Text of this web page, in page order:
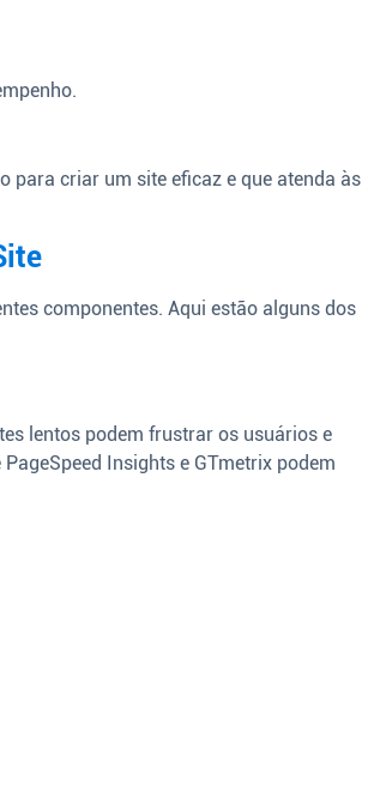
para criar um site eficaz e que atenda às
componentes. Aqui estão alguns dos
lentos podem frustrar os usuários e
Insights e GTmetrix podem